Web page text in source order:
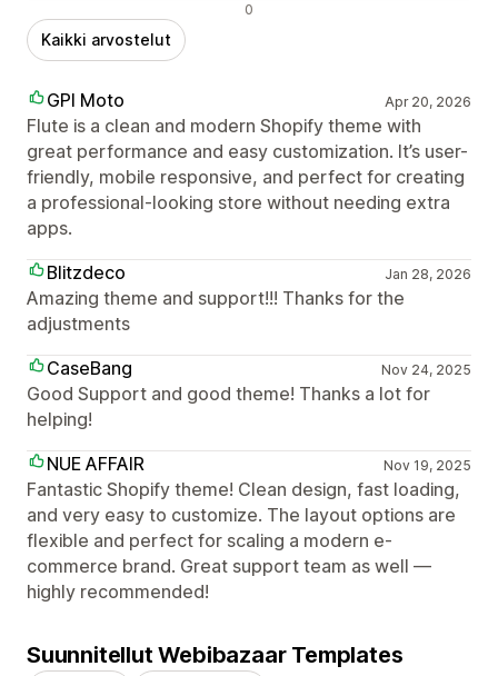
0
Kaikki arvostelut
GPI Moto Apr 20, 2026
Flute is a clean and modern Shopify theme with
great performance and easy customization. It’s user-
friendly, mobile responsive, and perfect for creating
a professional-looking store without needing extra
apps.
Blitzdeco
Jan 28, 2026
Amazing theme and support!!! Thanks for the
adjustments
CaseBang
Nov 24, 2025
Good Support and good theme! Thanks a lot for
helping!
NUE AFFAIR
Nov 19, 2025
Fantastic Shopify theme! Clean design, fast loading,
and very easy to customize. The layout options are
flexible and perfect for scaling a modern e-
commerce brand. Great support team as well —
highly recommended!
Suunnitellut Webibazaar Templates